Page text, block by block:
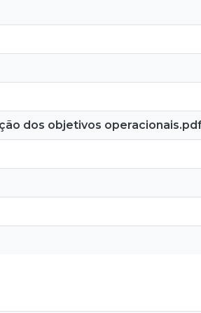
dos objetivos